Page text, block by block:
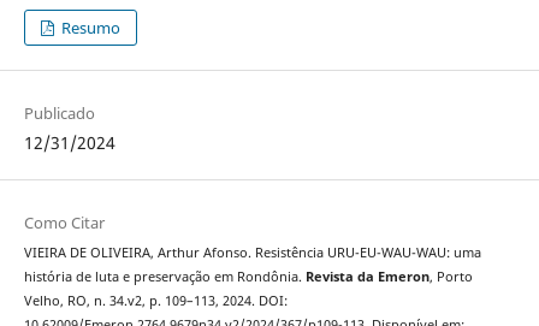
Resumo
Publicado
12/31/2024
Como Citar
VIEIRA DE OLIVEIRA, Arthur Afonso. Resistência URU-EU-WAU-WAU: uma
história de luta e preservação em Rondônia. Revista da Emeron, Porto
Velho, RO, n. 34.v2, p. 109–113, 2024. DOI: